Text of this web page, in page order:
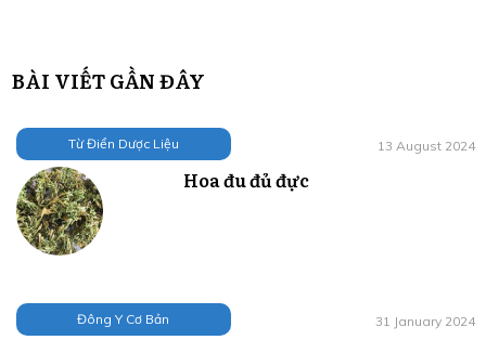
BÀI VIẾT GẦN ĐÂY
Từ Điển Dược Liệu 13 August 2024
Hoa đu đủ đực
Đông Y Cơ Bản 31 January 2024